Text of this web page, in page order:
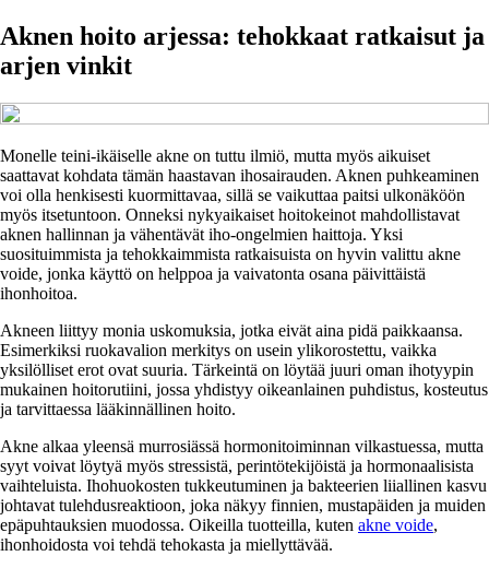
Aknen hoito arjessa: tehokkaat ratkaisut ja
arjen vinkit
Monelle teini-ikäiselle akne on tuttu ilmiö, mutta myös aikuiset
saattavat kohdata tämän haastavan ihosairauden. Aknen puhkeaminen
voi olla henkisesti kuormittavaa, sillä se vaikuttaa paitsi ulkonäköön
myös itsetuntoon. Onneksi nykyaikaiset hoitokeinot mahdollistavat
aknen hallinnan ja vähentävät iho-ongelmien haittoja. Yksi
suosituimmista ja tehokkaimmista ratkaisuista on hyvin valittu akne
voide, jonka käyttö on helppoa ja vaivatonta osana päivittäistä
ihonhoitoa.
Akneen liittyy monia uskomuksia, jotka eivät aina pidä paikkaansa.
Esimerkiksi ruokavalion merkitys on usein ylikorostettu, vaikka
yksilölliset erot ovat suuria. Tärkeintä on löytää juuri oman ihotyypin
mukainen hoitorutiini, jossa yhdistyy oikeanlainen puhdistus, kosteutus
ja tarvittaessa lääkinnällinen hoito.
Akne alkaa yleensä murrosiässä hormonitoiminnan vilkastuessa, mutta
syyt voivat löytyä myös stressistä, perintötekijöistä ja hormonaalisista
vaihteluista. Ihohuokosten tukkeutuminen ja bakteerien liiallinen kasvu
johtavat tulehdusreaktioon, joka näkyy finnien, mustapäiden ja muiden
epäpuhtauksien muodossa. Oikeilla tuotteilla, kuten akne voide,
ihonhoidosta voi tehdä tehokasta ja miellyttävää.